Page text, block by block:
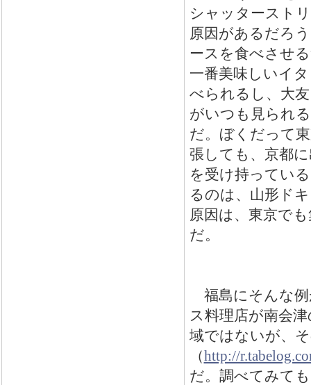
シャッタースト
原因があるだろ
ースを食べさせ
一番美味しいイ
べられるし、大
がいつも見られ
だ。ぼくだって
張しても、京都
を受け持ってい
るのは、山形ド
原因は、東京で
だ。
福島にそんな例
ス料理店が南会
域ではないが、
（http://
だ。調べてみて